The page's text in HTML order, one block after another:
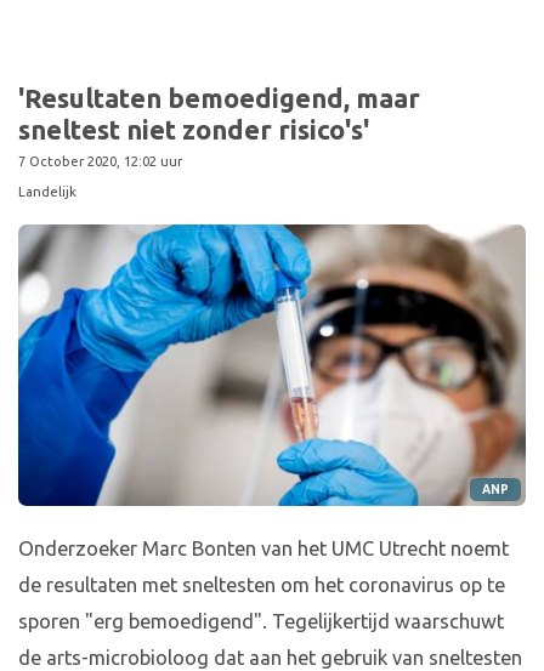
'Resultaten bemoedigend, maar
sneltest niet zonder risico's'
7 October 2020, 12:02 uur
Landelijk
ANP
Onderzoeker Marc Bonten van het UMC Utrecht noemt
de resultaten met sneltesten om het coronavirus op te
sporen "erg bemoedigend". Tegelijkertijd waarschuwt
de arts-microbioloog dat aan het gebruik van sneltesten